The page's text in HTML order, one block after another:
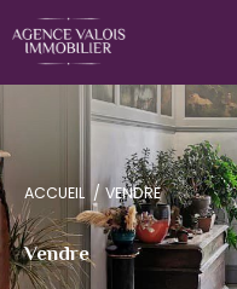
ACCUEIL VENDRE
Vendre